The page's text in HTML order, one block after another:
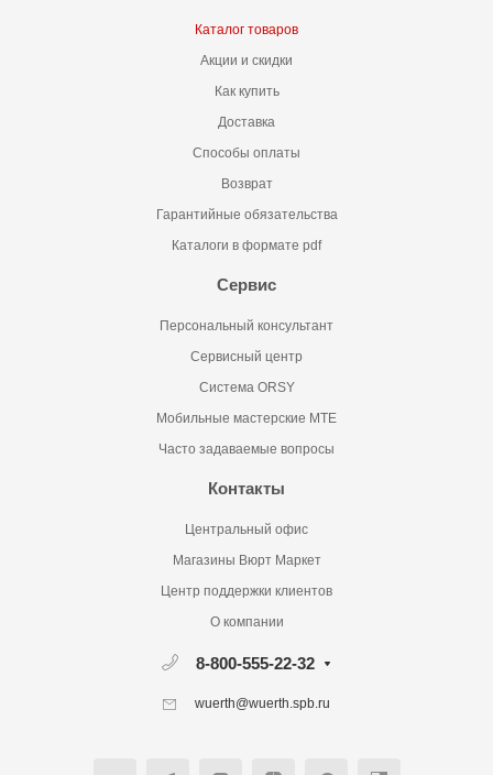
Каталог товаров
Акции и скидки
Как купить
Доставка
Способы оплаты
Возврат
Гарантийные обязательства
Каталоги в формате pdf
Сервис
Персональный консультант
Сервисный центр
Система ORSY
Мобильные мастерские MTE
Часто задаваемые вопросы
Контакты
Центральный офис
Магазины Вюрт Маркет
Центр поддержки клиентов
О компании
8-800-555-22-32
wuerth@wuerth.spb.ru